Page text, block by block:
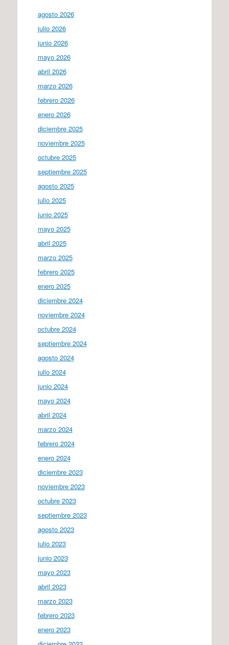
agosto 2026
julio 2026
junio 2026
mayo 2026
abril 2026
marzo 2026
febrero 2026
enero 2026
diciembre 2025
noviembre 2025
octubre 2025
septiembre 2025
agosto 2025
julio 2025
junio 2025
mayo 2025
abril 2025
marzo 2025
febrero 2025
enero 2025
diciembre 2024
noviembre 2024
octubre 2024
septiembre 2024
agosto 2024
julio 2024
junio 2024
mayo 2024
abril 2024
marzo 2024
febrero 2024
enero 2024
diciembre 2023
noviembre 2023
octubre 2023
septiembre 2023
agosto 2023
julio 2023
junio 2023
mayo 2023
abril 2023
marzo 2023
febrero 2023
enero 2023